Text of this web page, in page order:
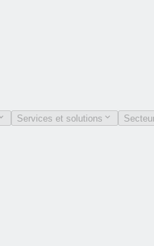
Services et solutions